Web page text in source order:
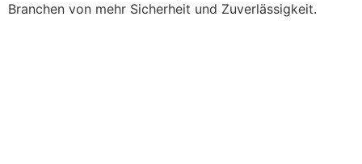
Branchen von mehr Sicherheit und Zuverlässigkeit.